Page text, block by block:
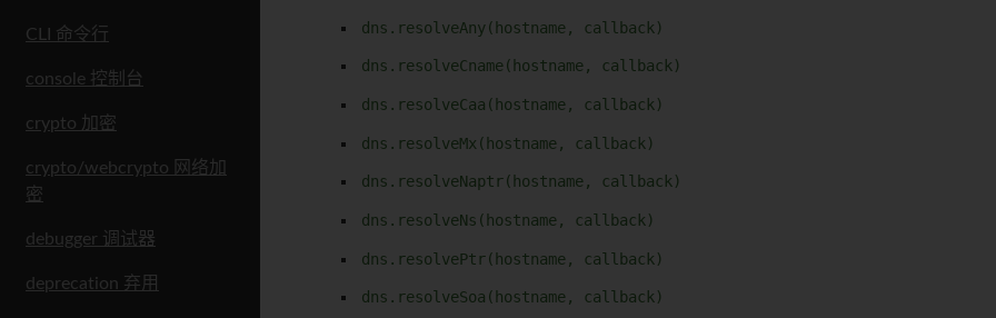
CLI 命令行
console 控制台
crypto 加密
crypto/webcrypto 网络加
密
debugger 调试器
deprecation 弃用
dns.resolveAny(hostname, callback)
dns.resolveCname(hostname, callback)
dns.resolveCaa(hostname, callback)
dns.resolveMx(hostname, callback)
dns.resolveNaptr(hostname, callback)
dns.resolveNs(hostname, callback)
dns.resolvePtr(hostname, callback)
dns.resolveSoa(hostname, callback)